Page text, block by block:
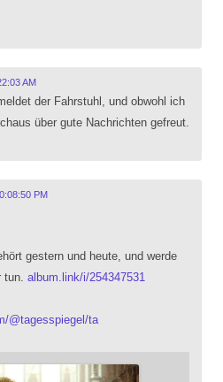
AM
der Fahrstuhl, und obwohl ich
über gute Nachrichten gefreut.
PM
gestern und heute, und werde
album.link/i/254347531
@tagesspiegel/ta